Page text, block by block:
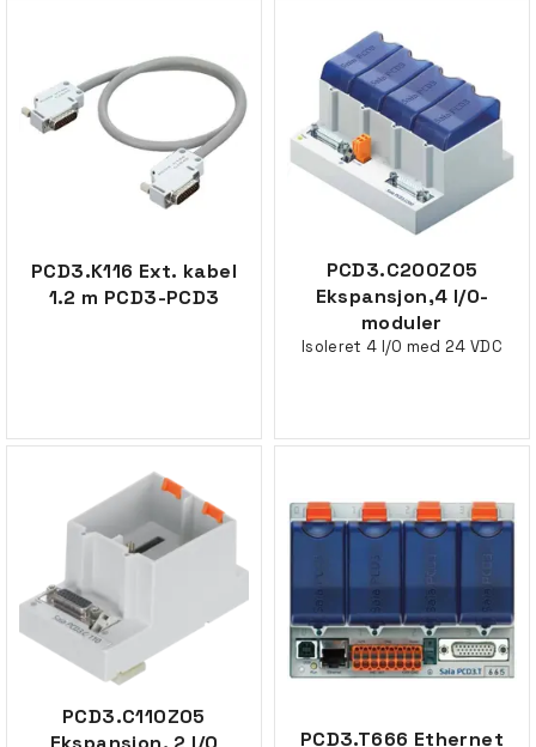
PCD3.K116 Ext. kabel
1.2 m PCD3-PCD3
PCD3.C200Z05
Ekspansjon,4 I/O-
moduler
Isoleret 4 I/O med 24 VDC
PCD3.C110Z05
PCD3.T666 Ethernet